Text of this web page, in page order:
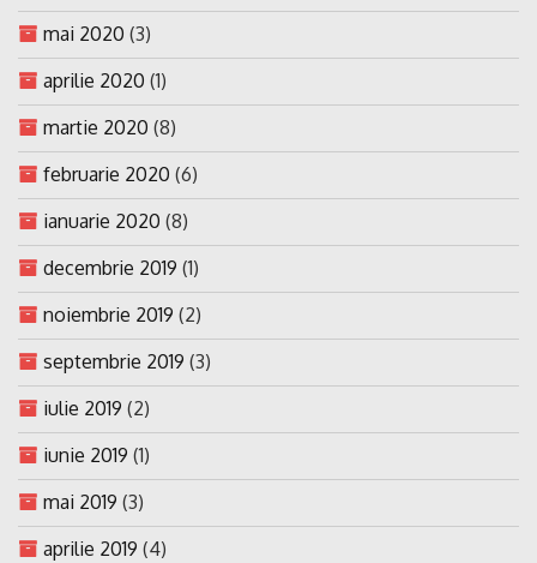
mai 2020 (3)
aprilie 2020 (1)
martie 2020 (8)
februarie 2020 (6)
ianuarie 2020 (8)
decembrie 2019 (1)
noiembrie 2019 (2)
septembrie 2019 (3)
iulie 2019 (2)
iunie 2019 (1)
mai 2019 (3)
aprilie 2019 (4)